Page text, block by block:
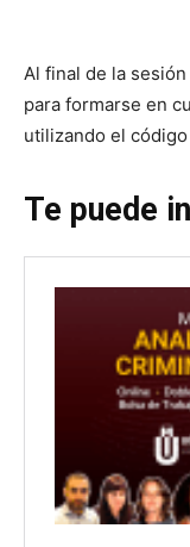
Al final de la
para formarse en
utilizando el código
Te puede